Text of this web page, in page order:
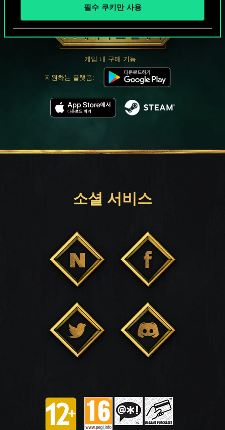
필수 쿠키만 사용
궨트 한 판 어떠신가요?
PC에서 무료 플레이
게임 내 구매 기능
지원하는 플랫폼:
소셜 서비스